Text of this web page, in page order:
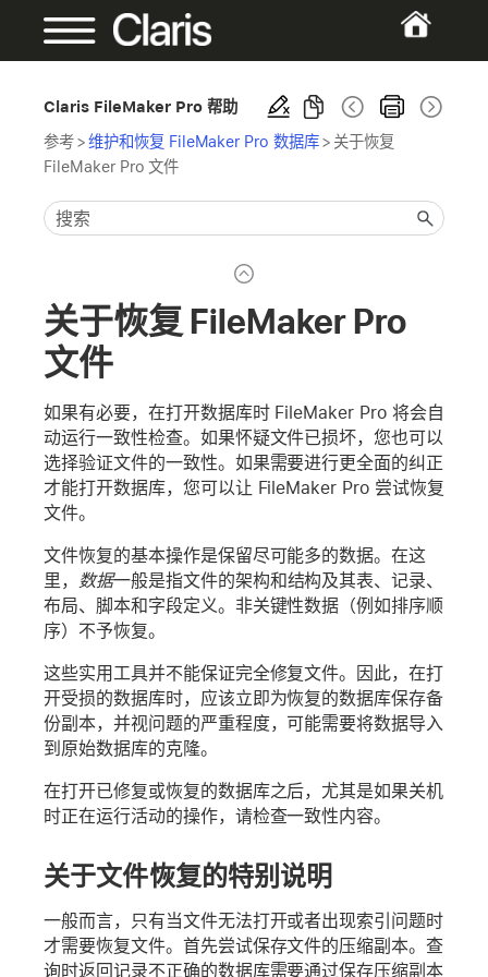
Claris FileMaker Pro 帮助
参考>维护和恢复 FileMaker Pro 数据库> 关于恢复
FileMaker Pro 文件
关于恢复 FileMaker Pro
文件
如果有必要，在打开数据库时 FileMaker Pro 将会自
动运行一致性检查。如果怀疑文件已损坏，您也可以
选择验证文件的一致性。如果需要进行更全面的纠正
才能打开数据库，您可以让 FileMaker Pro 尝试恢复
文件。
文件恢复的基本操作是保留尽可能多的数据。在这
里，
数据一般是指文件的架构和结构及其表、记录、
布局、脚本和字段定义。非关键性数据（例如排序顺
序）不予恢复。
这些实用工具并不能保证完全修复文件。因此，在打
开受损的数据库时，应该立即为恢复的数据库保存备
份副本，并视问题的严重程度，可能需要将数据导入
到原始数据库的克隆。
在打开已修复或恢复的数据库之后，尤其是如果关机
时正在运行活动的操作，请检查一致性内容。
关于文件恢复的特别说明
一般而言，只有当文件无法打开或者出现索引问题时
才需要恢复文件。首先尝试保存文件的压缩副本。查
询时返回记录不正确的数据库需要通过保存压缩副本